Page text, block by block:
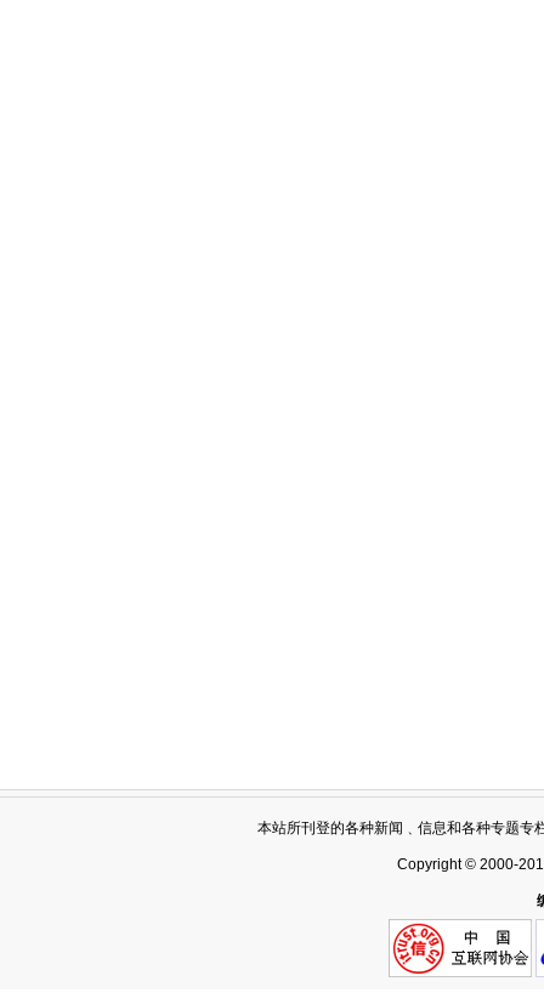
本站所刊登的各种新闻﹑信息和各种专题专
Copyright © 2000-